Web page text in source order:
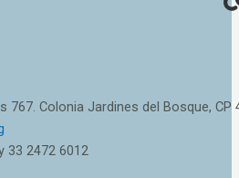
767. Colonia Jardines del Bosque, CP
33 2472 6012